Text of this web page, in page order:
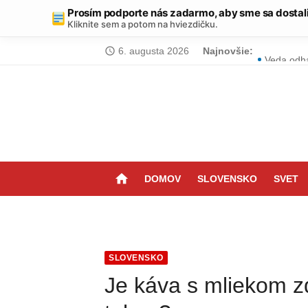
Prosím podporte nás zadarmo, aby sme sa
Kliknite sem a potom na hviezdičku.
access_time 6. augusta 2026 Najnovšie:
GTA 6
Zatúlaná
Dráma
home DOMOV SLOVENSKO SVET
SLOVENSKO
Je káva s mliekom